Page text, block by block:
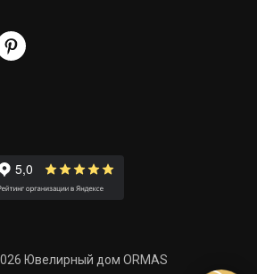
Ювелирный дом ORMAS